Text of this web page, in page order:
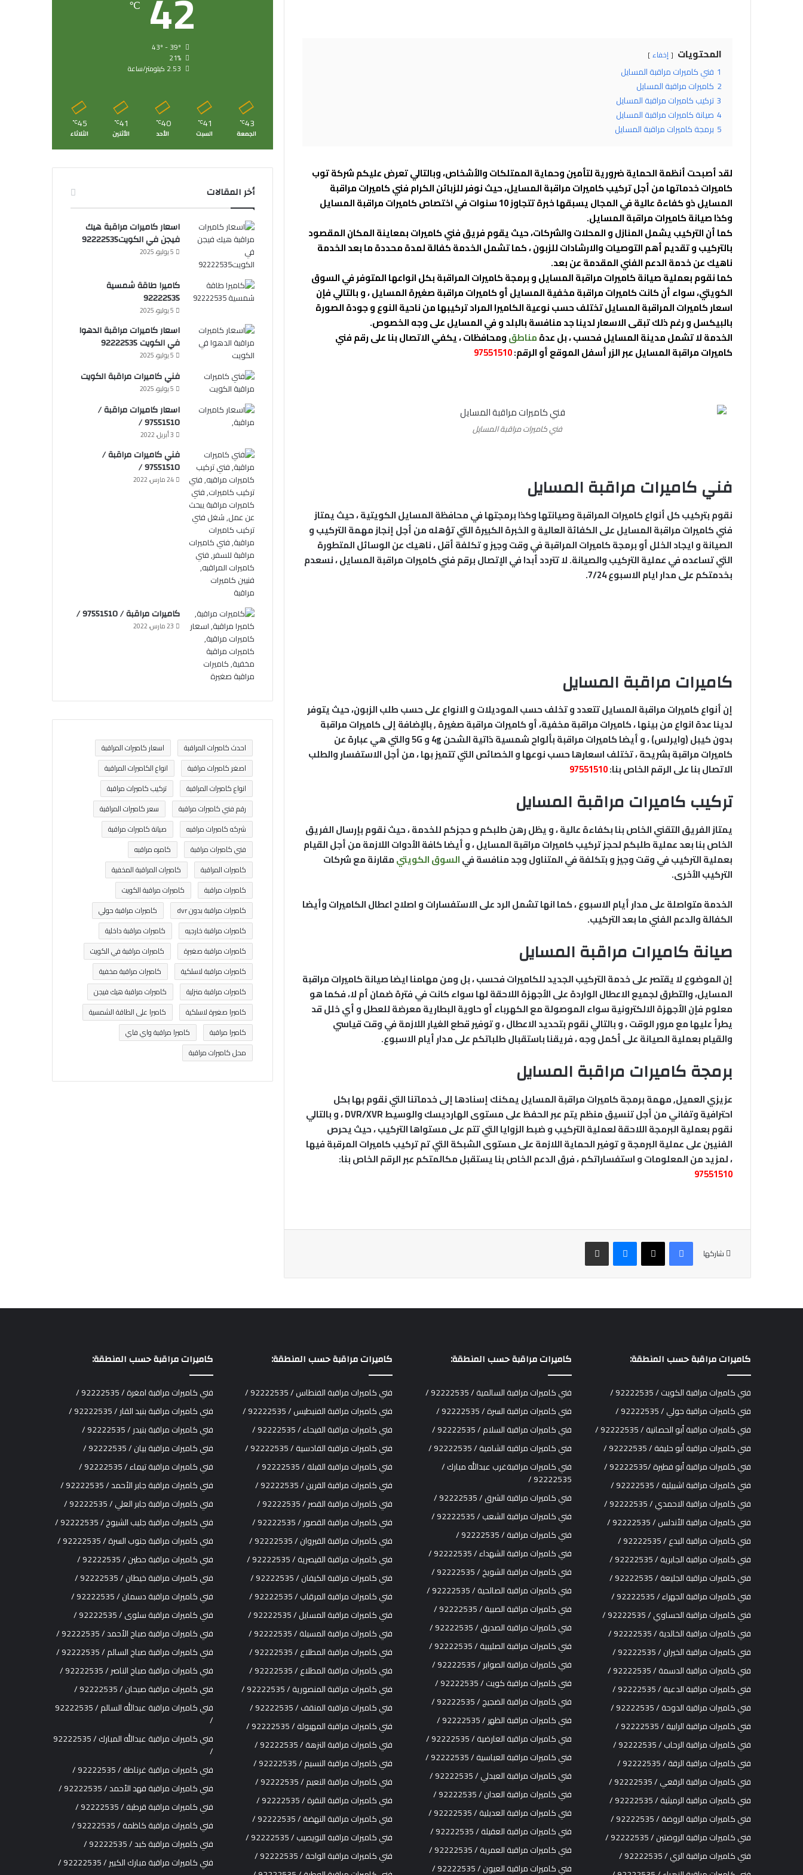
المحتويات إخفاء
1 فني كاميرات مراقبة المسايل
2 كاميرات مراقبة المسايل
3تركيب كاميرات مراقبة المسايل
4 صيانة كاميرات مراقبة المسايل
5 برمجة كاميرات مراقبة المسايل
لقد أصبحت أنظمة الحماية ضرورية لتأمين وحماية الممتلكات والأشخاص، وبالتالي تعرض عليكم شركة توب
كاميرات خدماتها من أجل تركيب كاميرات مراقبة المسايل، حيث نوفر للزبائن الكرام فني كاميرات مراقبة
المسايل ذو كفاءة عالية في المجال يسبقها خبرة تتجاوز 10 سنوات في اختصاص كاميرات مراقبة المسايل
وكذا صيانة كاميرات مراقبة المسايل.
كما أن التركيب يشمل المنازل و المحلات والشركات، حيث يقوم فريق فني كاميرات بمعاينة المكان المقصود
بالتركيب و تقديم أهم التوصيات والارشادات للزبون ، كما تشمل الخدمة كفالة لمدة محددة ما بعد الخدمة
ناهيك عن خدمة الدعم الفني المقدمة عن بعد.
كما نقوم بعملية صيانة كاميرات مراقبة المسايل و برمجة كاميرات المراقبة بكل انواعها المتوفر في السوق
الكويتي، سواء أن كانت كاميرات مراقبة مخفية المسايل أو كاميرات مراقبة صغيرة المسايل ، و بالتالي فإن
اسعار كاميرات المراقبة المسايل تختلف حسب نوعية الكاميرا المراد تركيبها من ناحية النوع و جودة الصورة
بالبيكسل و رغم ذلك تبقى الاسعار لدينا جد منافسة بالبلد و في المسايل على وجه الخصوص.
الخدمة لا تشمل مدينة المسايل فحسب ، بل عدةمناطقومحافظات ، يكفي الاتصال بنا على رقم فني
كاميرات مراقبة المسايل عبر الزر أسفل الموقع أو الرقم:97551510
فني كاميرات مراقبة المسايل
فني كاميرات مراقبة المسايل
نقوم بتركيب كل أنواع كاميرات المراقبة وصيانتها وكذا برمجتها في محافظة المسايل الكويتية ، حيث يمتاز
فني كاميرات مراقبة المسايل على الكفائة العالية و الخبرة الكبيرة التي تؤهله من أجل إنجاز مهمة التركيب و
الصيانة و ايجاد الخلل أو برمجة كاميرات المراقبة في وقت وجيز و تكلفة أقل ، ناهيك عن الوسائل المتطورة
التي تساعده في عملية التركيب والصيانة. لا تتردد أبدا في الإتصال برقم فني كاميرات مراقبة المسايل ، نسعدم
بخدمتكم على مدار ايام الاسبوع 7/24.
كاميرات مراقبة المسايل
إن أنواع كاميرات مراقبة المسايل تتعدد و تخلف حسب الموديلات و الانواع على حسب طلب الزبون، حيث يتوفر
لدينا عدة انواع من بينها ، كاميرات مراقبة مخفية، أو كاميرات مراقبة صغيرة , بالإضافة إلى كاميرات مراقبة
بدون كيبل (وايرلس) ، و أيضا كاميرات مراقبة بألواح شمسية ذاتية الشحن 4g و 5G والتي هي عبارة عن
كاميرات مراقبة بشريحة ، تختلف اسعارها حسب نوعها و الخصائص التي تتميز بها ، من أجل الاستفسار والطلب
الاتصال بنا على الرقم الخاص بنا:97551510
تركيب كاميرات مراقبة المسايل
يمتاز الفريق التقني الخاص بنا بكفاءة عالية ، و يظل رهن طلبكم و حجزكم للخدمة ، حيث نقوم بإرسال الفريق
الخاص بنا بعد عملية طلبكم لحجز تركيب كاميرات مراقبة المسايل ، و أيضا كافة الأدوات اللازمة من أجل القيام
بعملية التركيب في وقت وجيز و بتكلفة في المتناول وجد منافسة فيالسوق الكويتيمقارنة مع شركات
التركيب الأخرى.
الخدمة متواصلة على مدار أيام الاسبوع ، كما انها تشمل الرد على الاستفسارات و اصلاح اعطال الكاميرات وأيضا
الكفالة والدعم الفني ما بعد التركيب.
صيانة كاميرات مراقبة المسايل
إن الموضوع لا يقتصر على خدمة التركيب الجديد للكاميرات فحسب ، بل ومن مهامنا ايضا صيانة كاميرات مراقبة
المسايل، والتطرق لجميع الاعطال الواردة على الأجهزة اللاحقة لها سواء كانت في فترة ضمان أم لا، فكما هو
معلوم فإن الأجهزة الالكترونية سواء الموصولة مع الكهرباء أو حاوية البطارية معرضة للعطل و أي خلل قد
يطرأ عليها مع مرور الوقت ، و بالتالي نقوم بتحديد الاعطال ، و توفير قطع الغيار اللازمة في وقت قياسي
والقيام بعملية الصيانة على أكمل وجه ، فريقنا باستقبال طلباتكم على مدار أيام الاسبوع.
برمجة كاميرات مراقبة المسايل
عزيزي العميل, مهمة برمجة كاميرات مراقبة المسايل يمكنك إسنادها إلى خدماتنا التي نقوم بها بكل
احترافية وتفاني من أجل تنسيق منظم يتم عبر الحفظ على مستوى الهارديسك والوسيط DVR/XVR ، و بالتالي
نقوم بعملية البرمجة اللاحقة لعملية التركيب و ضبط الزوايا التي تتم على مستواها التركيب ، حيث يحرص
الفنيين على عملية البرمجة و توفير الحماية اللازمة على مستوى الشبكة التي تم تركيب كاميرات المرقبة فيها
، لمزيد من المعلومات و استفساراتكم ، فرق الدعم الخاص بنا يستقبل مكالمتكم عبر الرقم الخاص بنا:
97551510
شاركها
فيسبوك
℃
21%
2.53 كيلومتر/ساعة
43
℃
الجمعة
41
℃
السبت
40
℃
الأحد
41
℃
الأثنين
45
℃
الثلاثاء
أخر المقالات
اسعار كاميرات مراقبة هيك
فيجن في الكويت92222535
5 يوليو، 2025
كاميرا طاقة شمسية
92222535
5 يوليو، 2025
اسعار كاميرات مراقبة الدهوا
في الكويت 92222535
5 يوليو، 2025
فني كاميرات مراقبة الكويت
5 يوليو، 2025
اسعار كاميرات مراقبة /
97551510 /
3 أبريل، 2022
فني كاميرات مراقبة /
97551510 /
24 مارس، 2022
كاميرات مراقبة / 97551510 /
23 مارس، 2022
احدث كاميرات المراقبة
اسعار كاميرات المراقبة
اصغر كاميرات مراقبة
انواع الكاميرات المراقبة
انواع كاميرات المراقبة
تركيب كاميرات مراقبة
رقم فني كاميرات مراقبة
سعر كاميرات المراقبة
شركه كاميرات مراقبه
صيانة كاميرات مراقبة
فني كاميرات مراقبة
كامره مراقبه
كاميرات المراقبة
كاميرات المراقبة المخفية
كاميرات مراقبة
كاميرات مراقبة الكويت
كاميرات مراقبة بدون dvr
كاميرات مراقبة حولي
كاميرات مراقبة خارجيه
كاميرات مراقبة داخلية
كاميرات مراقبة صغيرة
كاميرات مراقبة في الكويت
كاميرات مراقبة لاسلكية
كاميرات مراقبة مخفية
كاميرات مراقبة منزلية
كاميرات مراقبة هيك فيجن
كاميرا صغيرة لاسلكية
كاميرا على الطاقة الشمسية
كاميرا مراقبة
كاميرا مراقبة واي فاي
محل كاميرات مراقبة
كاميرات مراقبة حسب المنطقة:
فني كاميرات مراقبة الكويت / 92222535 /
فني كاميرات مراقبة حولي / 92222535 /
فني كاميرات مراقبة أبو الحصانية / 92222535 /
فني كاميرات مراقبة أبو حليفة / 92222535 /
فني كاميرات مراقبة أبو فطيرة /92222535 /
فني كاميرات مراقبة اشبيلية / 92222535 /
فني كاميرات مراقبة الاحمدي / 92222535 /
فني كاميرات مراقبة الأندلس / 92222535 /
فني كاميرات مراقبة البدع / 92222535 /
فني كاميرات مراقبة الجابرية / 92222535 /
فني كاميرات مراقبة الجليعة / 92222535 /
فني كاميرات مراقبة الجهراء / 92222535 /
فني كاميرات مراقبة الحساوي / 92222535 /
فني كاميرات مراقبة الخالدية / 92222535 /
فني كاميرات مراقبة الخيران / 92222535 /
فني كاميرات مراقبة الدسمة / 92222535 /
فني كاميرات مراقبة الدعية / 92222535 /
فني كاميرات مراقبة الدوحة / 92222535 /
فني كاميرات مراقبة الرابية / 92222535 /
فني كاميرات مراقبة الرحاب / 92222535 /
فني كاميرات مراقبة الرقة / 92222535 /
فني كاميرات مراقبة الرقعي / 92222535 /
فني كاميرات مراقبة الرميثية / 92222535 /
فني كاميرات مراقبة الروضة / 92222535 /
فني كاميرات مراقبة الروضتين / 92222535 /
فني كاميرات مراقبة الري / 92222535 /
كاميرات مراقبة حسب المنطقة:
فني كاميرات مراقبة السالمية / 92222535 /
فني كاميرات مراقبة السرة / 92222535 /
فني كاميرات مراقبة السلام / 92222535 /
فني كاميرات مراقبة الشامية / 92222535 /
فني كاميرات مراقبةغرب عبدالله مبارك /
92222535 /
فني كاميرات مراقبة الشرق / 92222535 /
فني كاميرات مراقبة الشعب / 92222535 /
فني كاميرات مراقبة / 92222535 /
فني كاميرات مراقبة الشهداء / 92222535 /
فني كاميرات مراقبة الشويخ / 92222535 /
فني كاميرات مراقبة الصالحية / 92222535 /
فني كاميرات مراقبة الصبية / 92222535 /
فني كاميرات مراقبة الصديق / 92222535 /
فني كاميرات مراقبة الصليبية / 92222535 /
فني كاميرات مراقبة الصوابر / 92222535 /
فني كاميرات مراقبة كويت / 92222535 /
فني كاميرات مراقبة الضجيج / 92222535 /
فني كاميرات مراقبة الظهر / 92222535 /
فني كاميرات مراقبة العارضية / 92222535 /
فني كاميرات مراقبة العباسية / 92222535 /
فني كاميرات مراقبة العبدلي / 92222535 /
فني كاميرات مراقبة العدان / 92222535 /
فني كاميرات مراقبة العديلية / 92222535 /
فني كاميرات مراقبة العقيلة / 92222535 /
فني كاميرات مراقبة العمرية / 92222535 /
فني كاميرات مراقبة العيون / 92222535 /
كاميرات مراقبة حسب المنطقة:
فني كاميرات مراقبة الفنطاس / 92222535 /
فني كاميرات مراقبة الفنيطيس / 92222535 /
فني كاميرات مراقبة الفيحاء / 92222535 /
فني كاميرات مراقبة القادسية / 92222535 /
فني كاميرات مراقبة القبلة / 92222535 /
فني كاميرات مراقبة القرين / 92222535 /
فني كاميرات مراقبة القصر / 92222535 /
فني كاميرات مراقبة القصور / 92222535 /
فني كاميرات مراقبة القيروان / 92222535 /
فني كاميرات مراقبة القيصرية / 92222535 /
فني كاميرات مراقبة الكيفان / 92222535 /
فني كاميرات مراقبة المرقاب / 92222535 /
فني كاميرات مراقبة المسايل / 92222535 /
فني كاميرات مراقبة المسيلة / 92222535 /
فني كاميرات مراقبة المطلاع / 92222535 /
فني كاميرات مراقبة المطلاع / 92222535 /
فني كاميرات مراقبة المنصورية / 92222535 /
فني كاميرات مراقبة المنقف / 92222535 /
فني كاميرات مراقبة المهبولة / 92222535 /
فني كاميرات مراقبة النزهة / 92222535 /
فني كاميرات مراقبة النسيم / 92222535 /
فني كاميرات مراقبة النعيم / 92222535 /
فني كاميرات مراقبة النقرة / 92222535 /
فني كاميرات مراقبة النهضة / 92222535 /
فني كاميرات مراقبة النويصيب / 92222535 /
فني كاميرات مراقبة الواحة / 92222535 /
كاميرات مراقبة حسب المنطقة:
فني كاميرات مراقبة امغرة / 92222535 /
فني كاميرات مراقبة بنيد القار / 92222535 /
فني كاميرات مراقبة بنيدر / 92222535 /
فني كاميرات مراقبة بيان / 92222535 /
فني كاميرات مراقبة تيماء / 92222535 /
فني كاميرات مراقبة جابر الأحمد / 92222535 /
فني كاميرات مراقبة جابر العلي / 92222535 /
فني كاميرات مراقبة جليب الشيوخ / 92222535 /
فني كاميرات مراقبة جنوب السرة / 92222535 /
فني كاميرات مراقبة حطين / 92222535 /
فني كاميرات مراقبة خيطان / 92222535 /
فني كاميرات مراقبة دسمان / 92222535 /
فني كاميرات مراقبة سلوى / 92222535 /
فني كاميرات مراقبة صباح الأحمد / 92222535 /
فني كاميرات مراقبة صباح السالم / 92222535 /
فني كاميرات مراقبة صباح الناصر / 92222535 /
فني كاميرات مراقبة صبحان / 92222535 /
فني كاميرات مراقبة عبدالله السالم / 92222535
/
فني كاميرات مراقبة عبدالله المبارك / 92222535
/
فني كاميرات مراقبة غرناطة / 92222535 /
فني كاميرات مراقبة فهد الأحمد / 92222535 /
فني كاميرات مراقبة قرطبة / 92222535 /
فني كاميرات مراقبة كاظمة / 92222535 /
فني كاميرات مراقبة كبد / 92222535 /
فني كاميرات مراقبة مبارك الكبير / 92222535 /